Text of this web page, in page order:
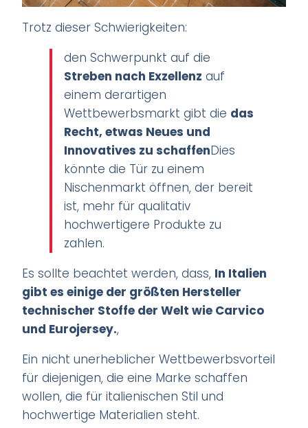
Trotz dieser Schwierigkeiten:
den Schwerpunkt auf die
Streben nach Exzellenz auf
einem derartigen
Wettbewerbsmarkt gibt die das
Recht, etwas Neues und
Innovatives zu schaffenDies
könnte die Tür zu einem
Nischenmarkt öffnen, der bereit
ist, mehr für qualitativ
hochwertigere Produkte zu
zahlen.
Es sollte beachtet werden, dass, In Italien
gibt es einige der größten Hersteller
technischer Stoffe der Welt wie Carvico
und Eurojersey.,
Ein nicht unerheblicher Wettbewerbsvorteil
für diejenigen, die eine Marke schaffen
wollen, die für italienischen Stil und
hochwertige Materialien steht.